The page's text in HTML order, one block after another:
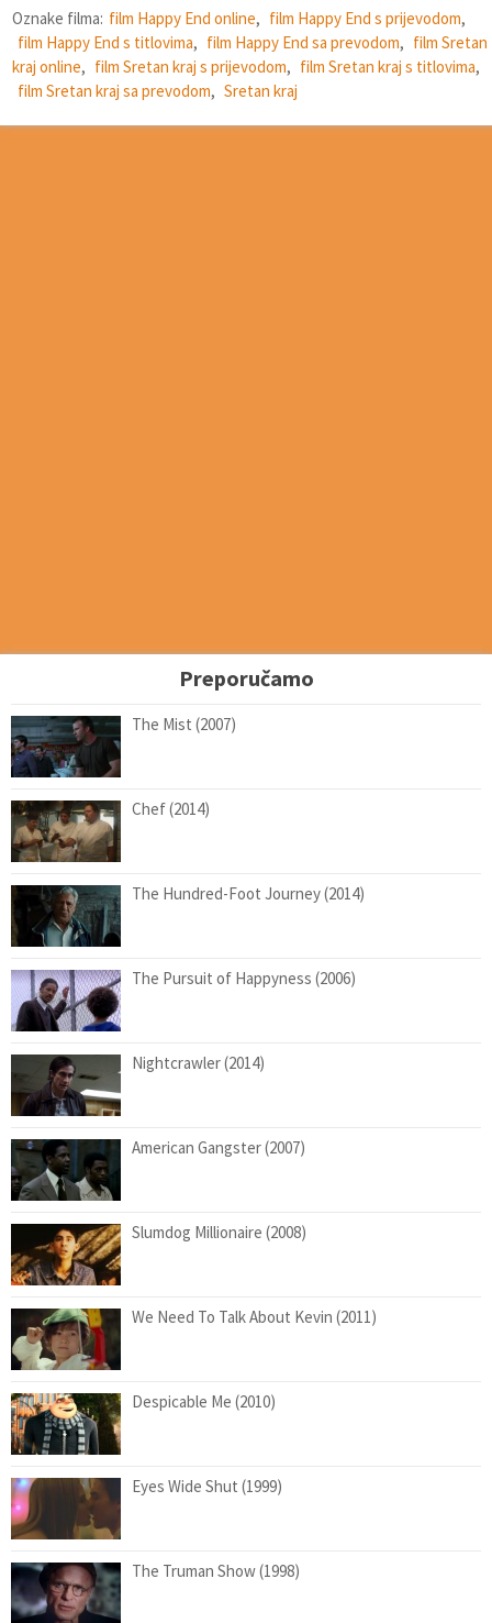
Oznake filma: film Happy End online, film Happy End s prijevodom,
film Happy End s titlovima, film Happy End sa prevodom, film Sretan
kraj online, film Sretan kraj s prijevodom, film Sretan kraj s titlovima,
film Sretan kraj sa prevodom, Sretan kraj
Preporučamo
The Mist (2007)
Chef (2014)
The Hundred-Foot Journey (2014)
The Pursuit of Happyness (2006)
Nightcrawler (2014)
American Gangster (2007)
Slumdog Millionaire (2008)
We Need To Talk About Kevin (2011)
Despicable Me (2010)
Eyes Wide Shut (1999)
The Truman Show (1998)